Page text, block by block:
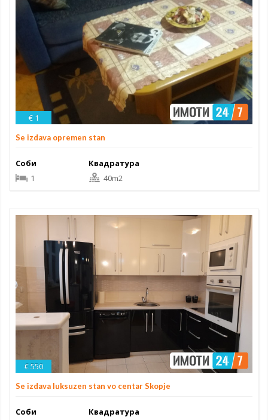
€ 1
Se izdava opremen stan
Соби
1
Квадратура
40m2
€ 550
Se izdava luksuzen stan vo centar Skopje
Соби
Квадратура